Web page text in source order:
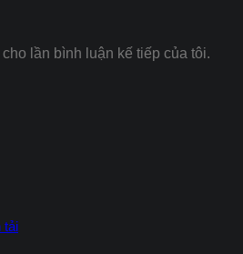
lần bình luận kế tiếp của tôi.
tải